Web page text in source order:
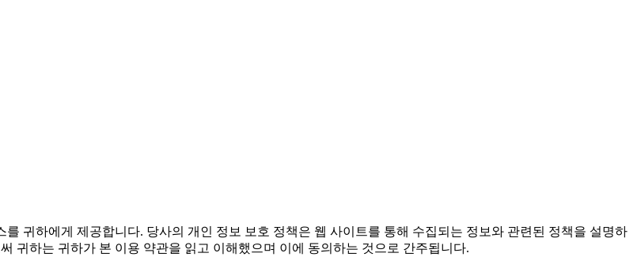
귀하에게 제공합니다. 당사의 개인 정보 보호 정책은 웹 사이트를 통해 수집되는 정보와 관련된 정책을 설명하
귀하는 귀하가 본 이용 약관을 읽고 이해했으며 이에 동의하는 것으로 간주됩니다.